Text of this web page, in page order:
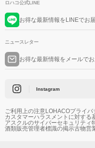
ロハコ公式LINE
お得な最新情報をLINEでお
ニュースレター
お得な最新情報をメールで
Instagram
ご利用上の注意LOHACOプライバ
カスタマーハラスメントに対する
アスクルのサイバーセキュリティ
酒類販売管理者標識の掲示古物営